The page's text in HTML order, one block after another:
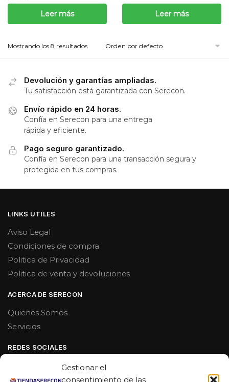
Gestionar el
consentimiento de las
Leer más Leer más
Mostrando los 8 resultados
Devolución y garantías ampliadas.
Tu satisfacción está garantizada con Serecon.
Envío rápido en 24 horas.
Confía en Serecon para una entrega
rápida y eficiente.
Pago seguro garantizado.
Confía en Serecon para una transacción segura y
protegida en tus compras.
LINKS UTILES
Aviso Legal
Condiciones de compra
Politica de Privacidad
Politica de venta y devoluciones
ACERCA DE SERECON
Quienes Somos
Servicios
REDES SOCIALES
Linkedin